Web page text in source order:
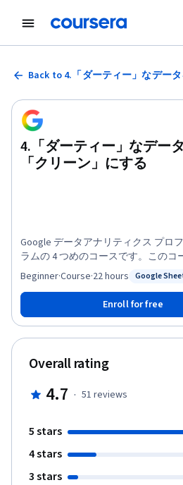
Back to 4.「ダーティー」なデー
4.「ダーティー」なデー
「クリーン」にする
Google データアナリティクス プロ
ラムの 4 つめのコースです。このコ
ースで学んだトピックの理解を深め
SQL を使ったデータのチェックやク
データクリーニング結果の検証やレ
ても学びます。また、現職の Google
適なツールやリソースを使って、一
遂行する実践的な方法を指導します。 この認定プログラ
修了すると、エントリーレベルのデ
できるようになります。過去の業務経験
る方法を学ぶ。 - 表計算ソフトを使ったデータクリーニングの
を作成できる。 - データクリーニングと変換に基本的な SQL 関
検証する方法を理解する。 - データクリーニングのレポートの
Status:
Google
Beginner·Course·22 hours
Enroll for free
Overall rating
4.7 · 51 reviews
5 stars
4 stars
3 stars